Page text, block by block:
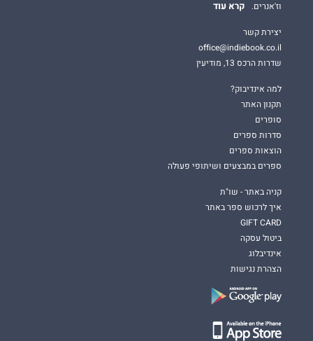
וז'אנרים.
קרא עוד
יצירת קשר
office@indiebook.co.il
שדרות הרכס 13, מודיעין
למה אינדיבוק?
תקנון האתר
סופרים
סדרות ספרים
הוצאות ספרים
ספרים במבצעים ושיתופי פעולה
קניה באתר - שו"ת
איך לרכוש ספר באתר
GIFT CARD
ביטול עסקה
אינדיבלוג
הצהרת נגישות